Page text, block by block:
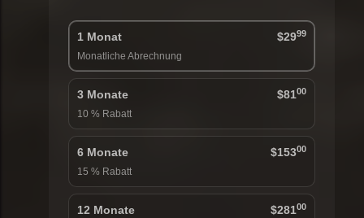
1 Monat $2999
Monatliche Abrechnung
3 Monate $8100
10 % Rabatt
6 Monate $15300
15 % Rabatt
12 Monate $28100